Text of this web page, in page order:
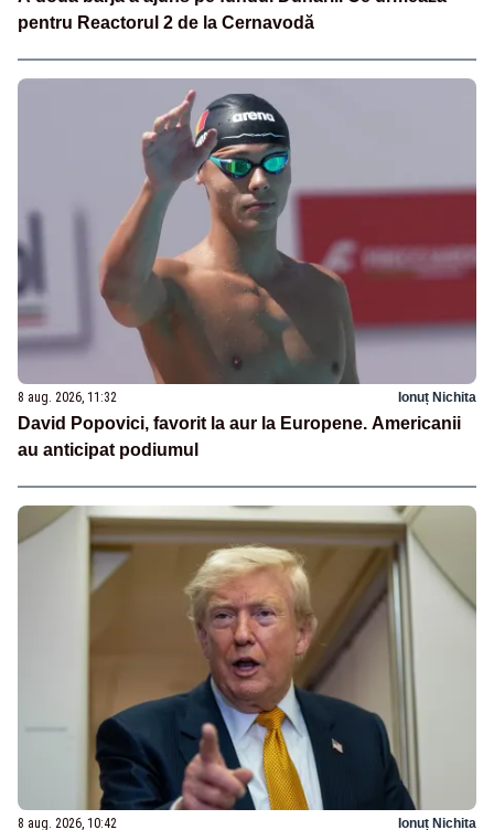
pentru Reactorul 2 de la Cernavodă
8 aug. 2026, 11:32 Ionuț Nichita
David Popovici, favorit la aur la Europene. Americanii
au anticipat podiumul
8 aug. 2026, 10:42 Ionuț Nichita